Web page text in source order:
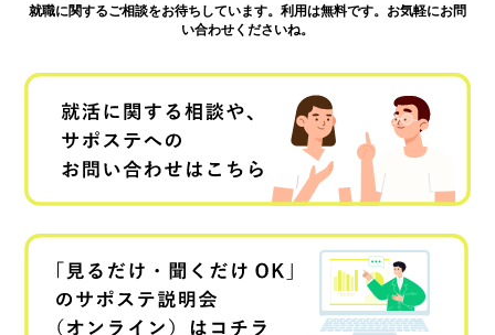
就職に関するご相談をお待ちしています。利用は無料です。お気軽にお問
い合わせくださいね。